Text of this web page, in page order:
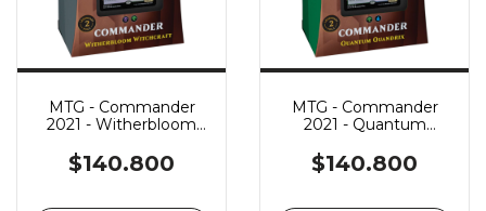
MTG - Commander
2021 - Witherbloom
$140.800
MTG - Commander
2021 - Quantum
$140.800